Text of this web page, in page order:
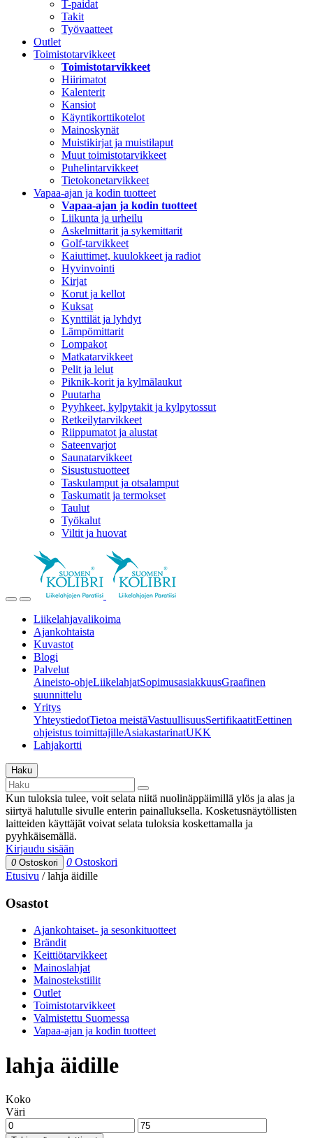
T-paidat
Takit
Työvaatteet
Outlet
Toimistotarvikkeet
Toimistotarvikkeet
Hiirimatot
Kalenterit
Kansiot
Käyntikorttikotelot
Mainoskynät
Muistikirjat ja muistilaput
Muut toimistotarvikkeet
Puhelintarvikkeet
Tietokonetarvikkeet
Vapaa-ajan ja kodin tuotteet
Vapaa-ajan ja kodin tuotteet
Liikunta ja urheilu
Askelmittarit ja sykemittarit
Golf-tarvikkeet
Kaiuttimet, kuulokkeet ja radiot
Hyvinvointi
Kirjat
Korut ja kellot
Kuksat
Kynttilät ja lyhdyt
Lämpömittarit
Lompakot
Matkatarvikkeet
Pelit ja lelut
Piknik-korit ja kylmälaukut
Puutarha
Pyyhkeet, kylpytakit ja kylpytossut
Retkeilytarvikkeet
Riippumatot ja alustat
Sateenvarjot
Saunatarvikkeet
Sisustustuotteet
Taskulamput ja otsalamput
Taskumatit ja termokset
Taulut
Työkalut
Viltit ja huovat
Liikelahjavalikoima
Ajankohtaista
Kuvastot
Blogi
Palvelut
Aineisto-ohjeLiikelahjatSopimusasiakkuusGraafinen
suunnittelu
Yritys
YhteystiedotTietoa meistäVastuullisuusSertifikaatitEettinen
ohjeistus toimittajilleAsiakastarinatUKK
Lahjakortti
Haku
Kun tuloksia tulee, voit selata niitä nuolinäppäimillä ylös ja alas ja
siirtyä halutulle sivulle enterin painalluksella. Kosketusnäytöllisten
laitteiden käyttäjät voivat selata tuloksia koskettamalla ja
pyyhkäisemällä.
Kirjaudu sisään
0 Ostoskori 0 Ostoskori
Etusivu /lahja äidille
Osastot
Ajankohtaiset- ja sesonkituotteet
Brändit
Keittiötarvikkeet
Mainoslahjat
Mainostekstiilit
Outlet
Toimistotarvikkeet
Valmistettu Suomessa
Vapaa-ajan ja kodin tuotteet
lahja äidille
Koko
Väri